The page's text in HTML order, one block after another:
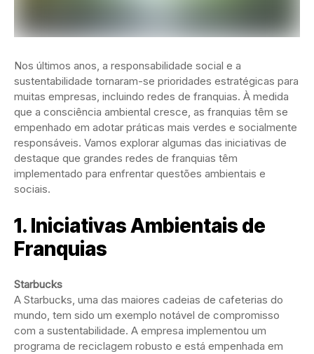
Nos últimos anos, a responsabilidade social e a
sustentabilidade tornaram-se prioridades estratégicas para
muitas empresas, incluindo redes de franquias. À medida
que a consciência ambiental cresce, as franquias têm se
empenhado em adotar práticas mais verdes e socialmente
responsáveis. Vamos explorar algumas das iniciativas de
destaque que grandes redes de franquias têm
implementado para enfrentar questões ambientais e
sociais.
1. Iniciativas Ambientais de
Franquias
Starbucks
A Starbucks, uma das maiores cadeias de cafeterias do
mundo, tem sido um exemplo notável de compromisso
com a sustentabilidade. A empresa implementou um
programa de reciclagem robusto e está empenhada em